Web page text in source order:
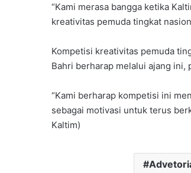
“Kami merasa bangga ketika
kreativitas pemuda tingkat
Kompetisi kreativitas pemuda
Bahri berharap melalui ajang ini,
“Kami berharap kompetisi ini
sebagai motivasi untuk terus
Kaltim)